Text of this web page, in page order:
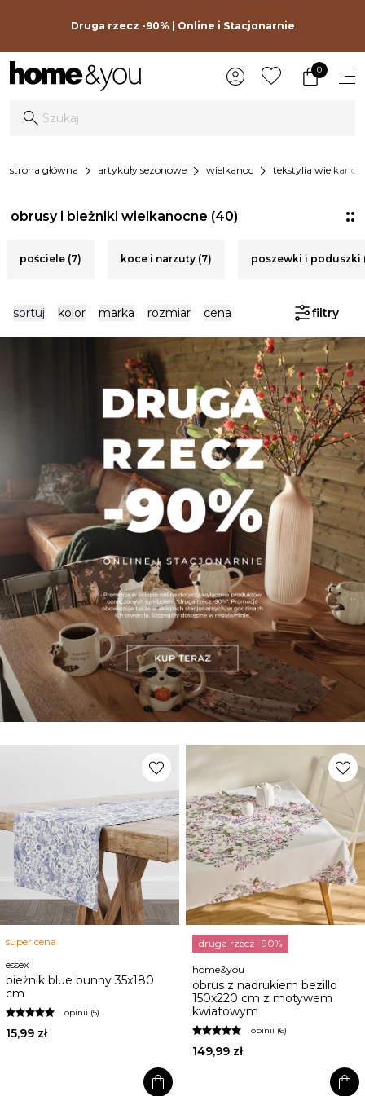
Druga rzecz -90% | Online i Stacjonarnie
0
strona główna chevron_right artykuły sezonowe chevron_right wielkanoc chevron_right tekstylia
obrusy i bieżniki wielkanocne (40)
pościele (7) koce i narzuty (7) poszewki i poduszki
sortuj kolor marka rozmiar cena filtry
favorite
super cena
essex
bieżnik blue bunny 35x180
cm
opinii (5)
15,99 zł
shopping_bag
favorite
druga rzecz -90%
home&you
obrus z nadrukiem bezillo
150x220 cm z motywem
kwiatowym
opinii (6)
149,99 zł
shopping_bag